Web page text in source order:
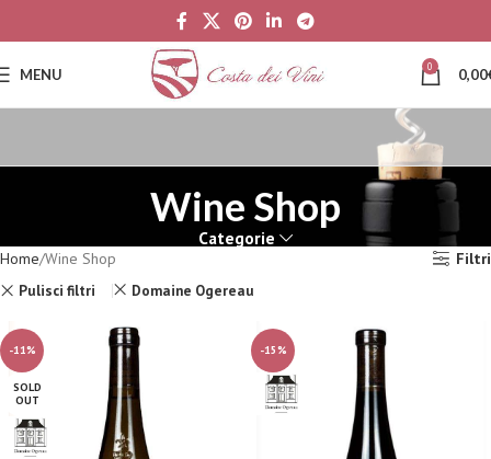
MENU 0 0,00
Wine Shop
Categorie
Home Wine Shop
Filtri
Pulisci filtri
Domaine Ogereau
-11%
SOLD
OUT
-15%